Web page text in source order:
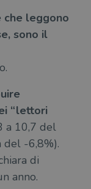
leggono
sono il
“lettori
a 10,7 del
del -6,8%).
di
anno.